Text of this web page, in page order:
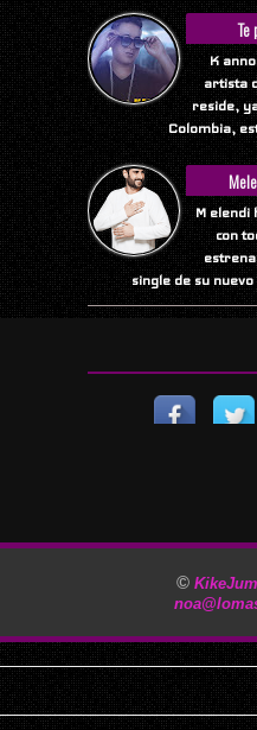
K
artista
reside,
Colombia,
M elendi
con
single de su
©